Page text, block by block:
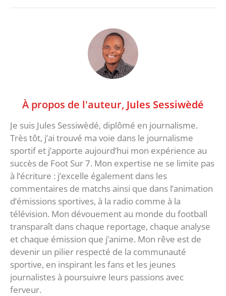
À propos de l'auteur, Jules Sessiwèdé
Je suis Jules Sessiwèdé, diplômé en journalisme.
Très tôt, j’ai trouvé ma voie dans le journalisme
sportif et j’apporte aujourd’hui mon expérience au
succès de Foot Sur 7. Mon expertise ne se limite pas
à l’écriture : j’excelle également dans les
commentaires de matchs ainsi que dans l’animation
d’émissions sportives, à la radio comme à la
télévision. Mon dévouement au monde du football
transparaît dans chaque reportage, chaque analyse
et chaque émission que j’anime. Mon rêve est de
devenir un pilier respecté de la communauté
sportive, en inspirant les fans et les jeunes
journalistes à poursuivre leurs passions avec
ferveur.